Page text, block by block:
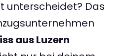
unterscheidet? Das
aus Luzern